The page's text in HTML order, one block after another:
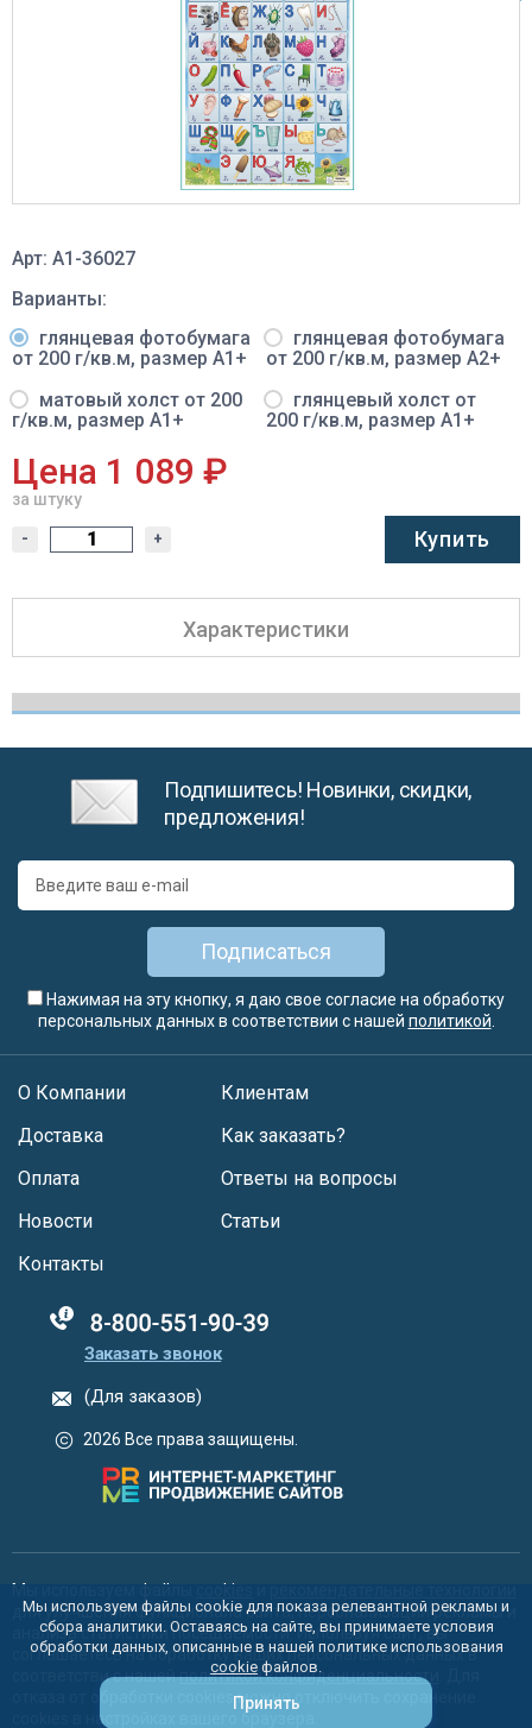
Арт: A1-36027
Варианты:
глянцевая фотобумага
от 200 г/кв.м, размер A1+
глянцевая фотобумага
от 200 г/кв.м, размер A2+
матовый холст от 200
г/кв.м, размер A1+
глянцевый холст от
200 г/кв.м, размер A1+
Цена 1 089 ₽
за штуку
- + Купить
Характеристики
Подпишитесь! Новинки, скидки,
предложения!
Подписаться
Нажимая на эту кнопку, я даю свое согласие на обработку
персональных данных в соответствии с нашей политикой
О Компании
Доставка
Оплата
Новости
Клиентам
Как заказать?
Ответы на вопросы
Статьи
Контакты
88005555550
Заказать звонок
(Для заказов)
2026 Все права защищены.
Мы используем файлы cookies
для улучшения функционала сайта, персонализации рекламы и
анализа статистики посещаемости. Используя сайт, вы
соглашаетесь на обработку ваших персональных данных в
соответстви с нашейполитикой конфиденциальности
отказа от обработки cookies можно отключить сохранение
cookies в настройках вашего браузера.
Мы используем файлы cookie для показа релевантной рекламы и
сбора аналитики. Оставаясь на сайте, вы принимаете условия
обработки данных, описанные в нашей политике использования
cookie файлов.
Принять